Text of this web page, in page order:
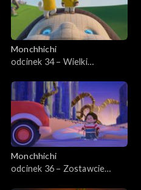
Monchhichi
odcinek 34 – Wielki
Monchhichi
odcinek 36 – Zostawcie